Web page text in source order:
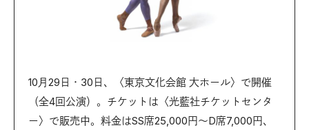
10月29日・30日、〈東京文化会館 大ホール〉で開催
（全4回公演）。チケットは〈光藍社チケットセンタ
ー〉で販売中。料金はSS席25,000円〜D席7,000円、